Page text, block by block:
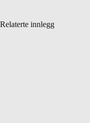
Relaterte innlegg